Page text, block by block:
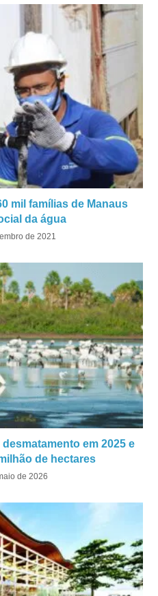
mil famílias de Manaus
da água
de 2021
em 2025 e
de hectares
de 2026